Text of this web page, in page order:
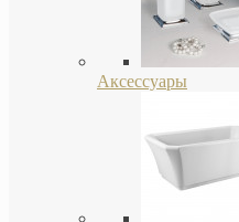
Аксессуары